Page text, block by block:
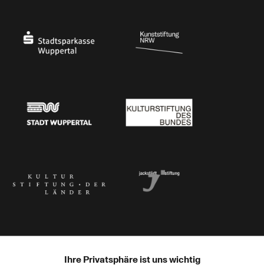
Ihre Privatsphäre ist uns wichtig